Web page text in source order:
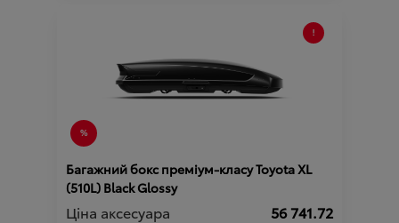
Багажний бокс преміум-класу Toyota XL
(510L) Black Glossy
Ціна аксесуара 56 741.72